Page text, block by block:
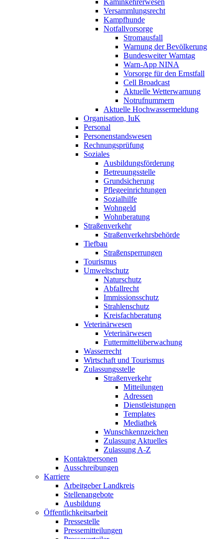
Kaminkehrerwesen
Versammlungsrecht
Kampfhunde
Notfallvorsorge
Stromausfall
Warnung der Bevölkerung
Bundesweiter Warntag
Warn-App NINA
Vorsorge für den Ernstfall
Cell Broadcast
Aktuelle Wetterwarnung
Notrufnummern
Aktuelle Hochwassermeldung
Organisation, IuK
Personal
Personenstandswesen
Rechnungsprüfung
Soziales
Ausbildungsförderung
Betreuungsstelle
Grundsicherung
Pflegeeinrichtungen
Sozialhilfe
Wohngeld
Wohnberatung
Straßenverkehr
Straßenverkehrsbehörde
Tiefbau
Straßensperrungen
Tourismus
Umweltschutz
Naturschutz
Abfallrecht
Immissionsschutz
Strahlenschutz
Kreisfachberatung
Veterinärwesen
Veterinärwesen
Futtermittelüberwachung
Wasserrecht
Wirtschaft und Tourismus
Zulassungsstelle
Straßenverkehr
Mitteilungen
Adressen
Dienstleistungen
Templates
Mediathek
Wunschkennzeichen
Zulassung Aktuelles
Zulassung A-Z
Kontaktpersonen
Ausschreibungen
Karriere
Arbeitgeber Landkreis
Stellenangebote
Ausbildung
Öffentlichkeitsarbeit
Pressestelle
Pressemitteilungen